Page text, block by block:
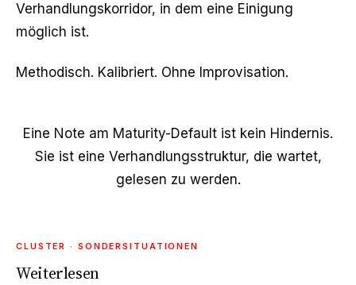
Verhandlungskorridor, in dem eine Einigung
möglich ist.
Methodisch. Kalibriert. Ohne Improvisation.
Eine Note am Maturity-Default ist kein Hindernis.
Sie ist eine Verhandlungsstruktur, die wartet,
gelesen zu werden.
CLUSTER · SONDERSITUATIONEN
Weiterlesen